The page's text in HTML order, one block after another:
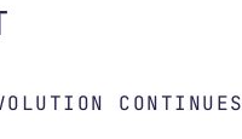
CONTINUES